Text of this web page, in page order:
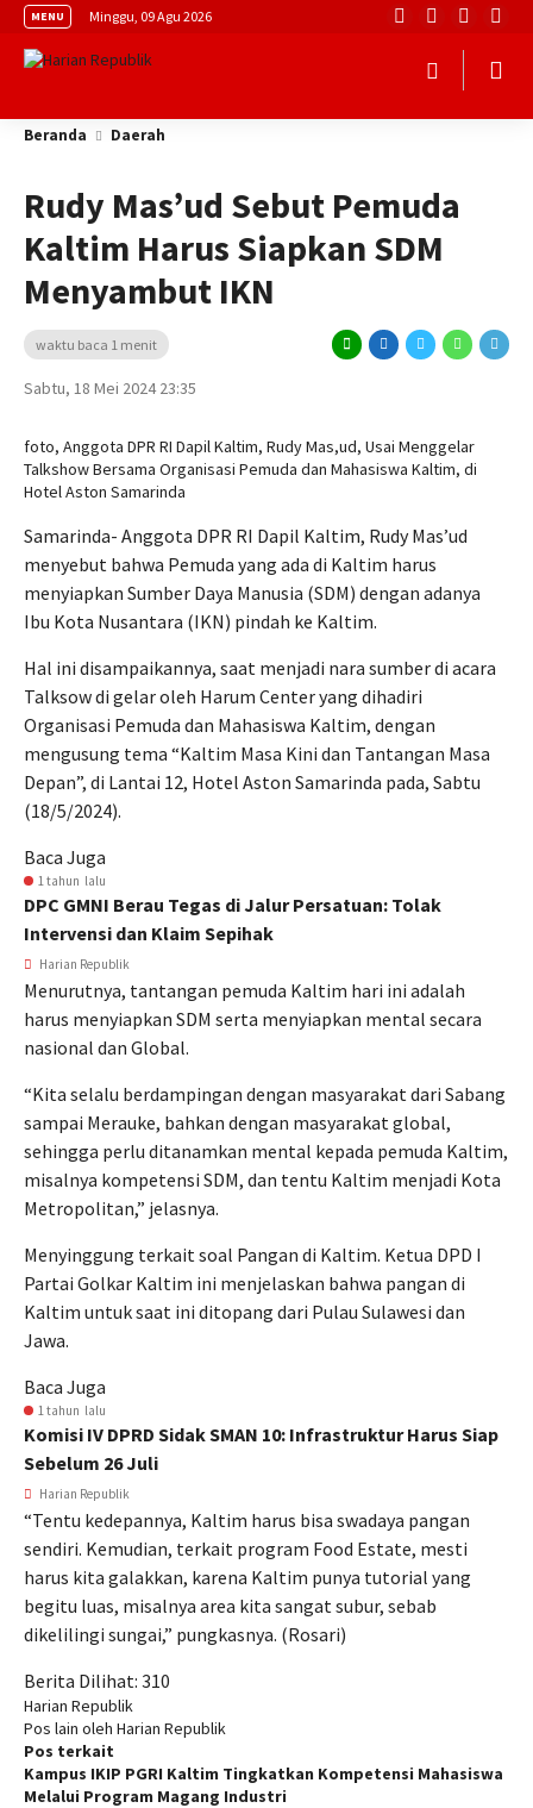
MENU Minggu, 09 Agu 2026
Beranda Daerah
Rudy Mas’ud Sebut Pemuda
Kaltim Harus Siapkan SDM
Menyambut IKN
waktu baca 1 menit
Sabtu, 18 Mei 2024 23:35
foto, Anggota DPR RI Dapil Kaltim, Rudy Mas,ud, Usai Menggelar
Talkshow Bersama Organisasi Pemuda dan Mahasiswa Kaltim, di
Hotel Aston Samarinda
Samarinda- Anggota DPR RI Dapil Kaltim, Rudy Mas’ud
menyebut bahwa Pemuda yang ada di Kaltim harus
menyiapkan Sumber Daya Manusia (SDM) dengan adanya
Ibu Kota Nusantara (IKN) pindah ke Kaltim.
Hal ini disampaikannya, saat menjadi nara sumber di acara
Talksow di gelar oleh Harum Center yang dihadiri
Organisasi Pemuda dan Mahasiswa Kaltim, dengan
mengusung tema “Kaltim Masa Kini dan Tantangan Masa
Depan”, di Lantai 12, Hotel Aston Samarinda pada, Sabtu
(18/5/2024).
Baca Juga
1 tahun lalu
DPC GMNI Berau Tegas di Jalur Persatuan: Tolak
Intervensi dan Klaim Sepihak
Harian Republik
Menurutnya, tantangan pemuda Kaltim hari ini adalah
harus menyiapkan SDM serta menyiapkan mental secara
nasional dan Global.
“Kita selalu berdampingan dengan masyarakat dari Sabang
sampai Merauke, bahkan dengan masyarakat global,
sehingga perlu ditanamkan mental kepada pemuda Kaltim,
misalnya kompetensi SDM, dan tentu Kaltim menjadi Kota
Metropolitan,” jelasnya.
Menyinggung terkait soal Pangan di Kaltim. Ketua DPD I
Partai Golkar Kaltim ini menjelaskan bahwa pangan di
Kaltim untuk saat ini ditopang dari Pulau Sulawesi dan
Jawa.
Baca Juga
1 tahun lalu
Komisi IV DPRD Sidak SMAN 10: Infrastruktur Harus Siap
Sebelum 26 Juli
Harian Republik
“Tentu kedepannya, Kaltim harus bisa swadaya pangan
sendiri. Kemudian, terkait program Food Estate, mesti
harus kita galakkan, karena Kaltim punya tutorial yang
begitu luas, misalnya area kita sangat subur, sebab
dikelilingi sungai,” pungkasnya. (Rosari)
Berita Dilihat: 310
Harian Republik
Pos lain oleh Harian Republik
Pos terkait
Kampus IKIP PGRI Kaltim Tingkatkan Kompetensi Mahasiswa
Melalui Program Magang Industri